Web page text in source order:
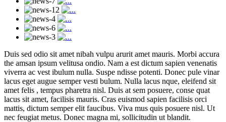
Duis sed odio sit amet nibah vulpu arurit amet mauris. Morbi accura
the amsan ipsum velitusa ondio. Nam a est dictum sapien venenatis
viverra ac vest ibulum nulla. Suspe ndisse potenti. Donec pule vinar
lacus eget augue semper vesti bulum. Nulla lacus nque, eleifend sit
amet felis , tempus pharetra nisl. Duis at sem posuere, conse quat
lacus sit amet, facilisis mauris. Cras euismod sapien facilisis orci
mattis, dictum semper elit faucibus. Viva mus quis posuere nisl. Ut
nec feugiat metus. Donec magna mi, sollicitudin ut blandit.